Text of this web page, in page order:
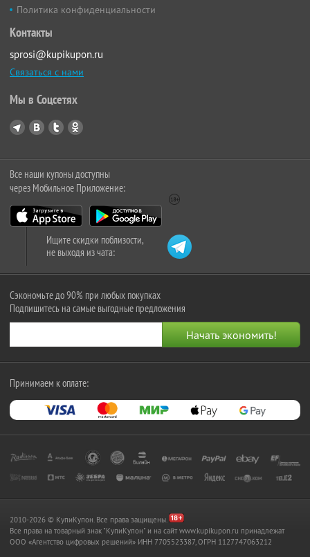
Политика конфиденциальности
Контакты
sprosi@kupikupon.ru
Связаться с нами
Мы в Соцсетях
Все наши купоны доступны
через Мобильное Приложение:
Ищите скидки поблизости,
не выходя из чата:
Сэкономьте до 90% при любых покупках
Подпишитесь на самые выгодные предложения
Принимаем к оплате:
2010-2026 © КупиКупон. Все права защищены.
Все права на товарный знак "КупиКупон" и на сайт www.kupikupon.ru принадлежат
OOO «Агентство цифровых решений» ИНН 7705523387, ОГРН 1127747063212